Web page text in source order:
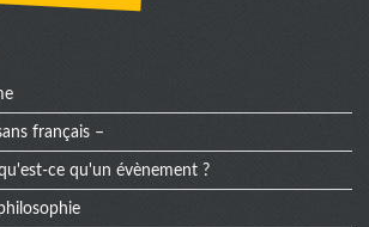
français –
ce qu'un évènement ?